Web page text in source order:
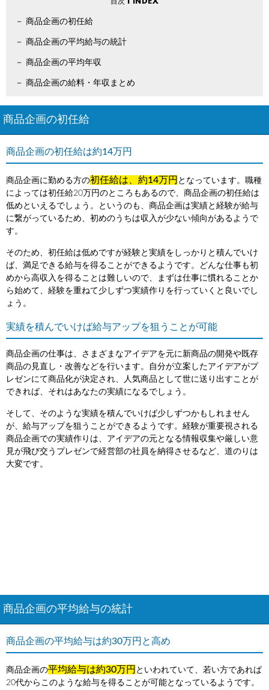
商品企画の初任給
商品企画の平均給与の統計
商品企画の平均年収
商品企画の給料・年収まとめ
商品企画の初任給
商品企画の初任給は約14万円
商品企画に勤める方の初任給は、約14万円 となっています。職種
によっては初任給20万円のところもあるので、商品企画の初任給は
低めといえるでしょう。というのも、商品企画は実績と経験が給与
に繋がっているため、初めのうちは収入が少ない傾向があるようで
す。
そのため、初任給は低めですが経験と実績をしっかりと積んでいけ
ば、満足できる給与を得ることができるようです。どんな仕事も初
めから高収入を得ることは難しいので、まずは仕事に慣れることか
ら始めて、経験を重ねて少しずつ実績作りを行っていくと良いでし
ょう。
実績を積んでいけば給与アップを狙うことが可能
商品企画の仕事は、さまざまなアイデアを元に新商品の開発や既存
商品の見直し・改善などを行います。自分が立案したアイデアがプ
レゼンにて商品化が決定され、人気商品として世に送り出すことが
できれば、それはあなたの実績になるでしょう。
そして、そのような実績を積んでいけば少しずつかもしれません
が、給与アップを狙うことができるようです。経験が重要視される
商品企画での実績作りは、アイデアの元となる情報収集や厳しい意
見が飛び交うプレゼンで経営部の社員を納得させるなど、道のりは
大変です。
商品企画の平均給与の統計
商品企画の平均給与は約30万円と高め
商品企画の平均給与は約30万円 といわれていて、若い方であれば
20代からこのような給与を得ることが可能となっているようです。